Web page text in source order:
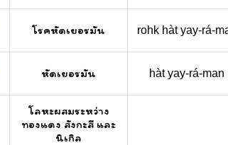
โรคหัดเยอรมัน rohk hàt yay-rá-
หัดเยอรมัน hàt yay-rá-man
โลหะผสมระหว่าง
ทองแดง สังกะสี และ
นิเกิล